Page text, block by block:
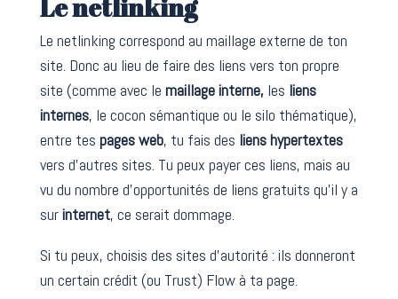
Le netlinking correspond au maillage externe de ton
site. Donc au lieu de faire des liens vers ton propre
site (comme avec le maillage interne, les liens
internes, le cocon sémantique ou le silo thématique),
entre tes pages web, tu fais des lienshypertextes
vers d’autres sites. Tu peux payer ces liens, mais au
vu du nombre d’opportunités de liens gratuits qu’il y a
surinternet, ce serait dommage.
Si tu peux, choisis des sites d’autorité : ils donneront
un certain crédit (ou Trust) Flow à ta page.